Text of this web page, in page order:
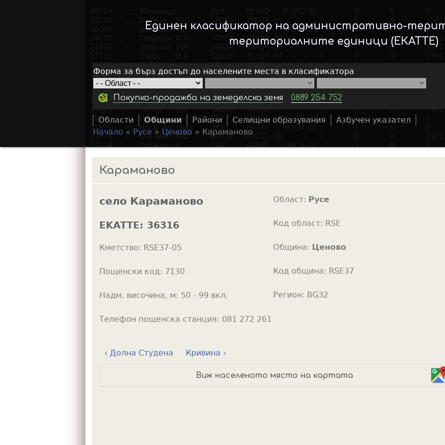
Skip
to
main
Единен класификатор на административно-
териториалните единици (ЕКАТТЕ)
Форма за бърз достъп до населените места в класификатора
Покупко-продажба на земеделска земя 0889 254 752
a
c
Области Общини Райони Селищни образувания Азбучен указател
o
Начало »Русе » Ценово » Караманово
Караманово
село Караманово
EKATTE: 36316
Кметство: RSE37-05
Пощенски код: 7130
Надм. височина, м: 50 - 99 вкл.
Област: Русе
Код област: RSE
Община: Ценово
Код община: RSE37
Регион: BG32
Телефон пощенска станция: 081 272 261
‹ Долна Студена Кривина ›
Виж населеното място на картата